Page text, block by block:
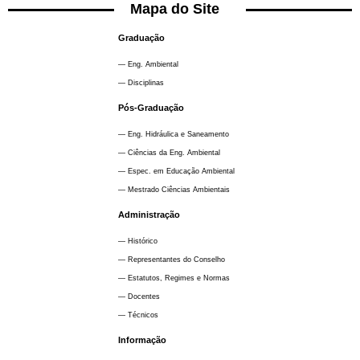
Mapa do Site
Graduação
— Eng. Ambiental
— Disciplinas
Pós-Graduação
— Eng. Hidráulica e Saneamento
— Ciências da Eng. Ambiental
— Espec. em Educação Ambiental
— Mestrado Ciências Ambientais
Administração
— Histórico
— Representantes do Conselho
— Estatutos, Regimes e Normas
— Docentes
— Técnicos
Informação